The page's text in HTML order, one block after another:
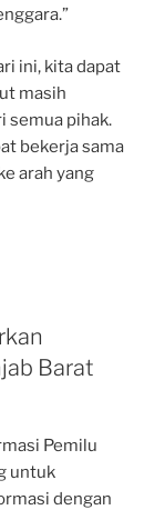
ini, kita dapat
masih
semua pihak.
bekerja sama
arah yang
Barat
Pemilu
untuk
dengan